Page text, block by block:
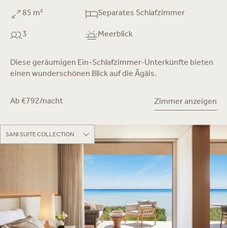
85 m²
3
Separates Schlafzimmer
Meerblick
Diese geräumigen Ein-Schlafzimmer-Unterkünfte bieten
einen wunderschönen Blick auf die Ägäis.
Ab €792/nacht Zimmer anzeigen
SANI SUITE COLLECTION